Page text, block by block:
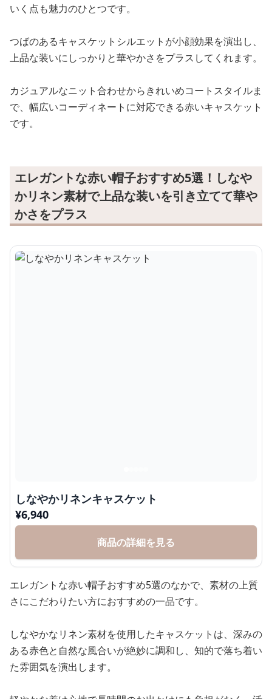
いく点も魅力のひとつです。
つばのあるキャスケットシルエットが小顔効果を演出し、
上品な装いにしっかりと華やかさをプラスしてくれます。
カジュアルなニット合わせからきれいめコートスタイルま
で、幅広いコーディネートに対応できる赤いキャスケット
です。
エレガントな赤い帽子おすすめ5選！しなや
かリネン素材で上品な装いを引き立てて華や
かさをプラス
しなやかリネンキャスケット
¥6,940
商品の詳細を見る
エレガントな赤い帽子おすすめ5選のなかで、素材の上質
さにこだわりたい方におすすめの一品です。
しなやかなリネン素材を使用したキャスケットは、深みの
ある赤色と自然な風合いが絶妙に調和し、知的で落ち着い
た雰囲気を演出します。